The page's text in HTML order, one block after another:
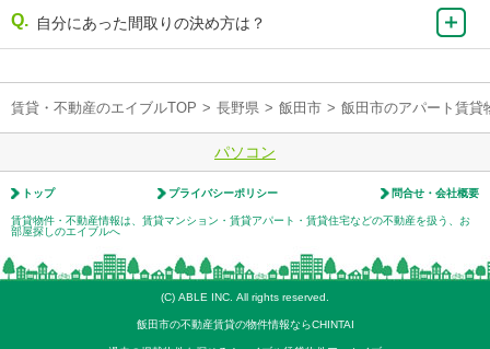
自分にあった間取りの決め方は？
賃貸・不動産のエイブルTOP > 長野県 > 飯田市 > 飯田市のアパート賃貸
パソコン
トップ プライバシーポリシー 問合せ・会社概要
賃貸物件・不動産情報は、賃貸マンション・賃貸アパート・賃貸住宅などの不動産を扱う、お
部屋探しのエイブルへ
(C) ABLE INC. All rights reserved.
飯田市の不動産賃貸の物件情報ならCHINTAI